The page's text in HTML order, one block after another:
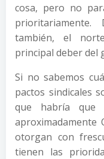
cosa, pero no
también, el
principal deber del
Si no sabemos
pactos sindicales
que habría que
aproximadamente
otorgan con
tienen las